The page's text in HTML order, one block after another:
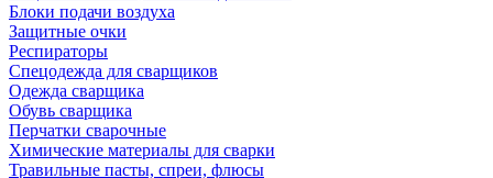
Блоки подачи воздуха
Защитные очки
Респираторы
Спецодежда для сварщиков
Одежда сварщика
Обувь сварщика
Перчатки сварочные
Химические материалы для сварки
Травильные пасты, спреи, флюсы